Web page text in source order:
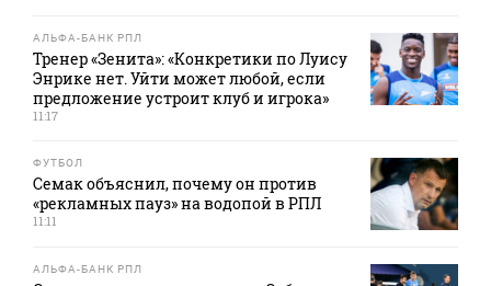
АЛЬФА-БАНК РПЛ
Тренер «Зенита»: «Конкретики по Луису
Энрике нет. Уйти может любой, если
предложение устроит клуб и игрока»
11:17
ФУТБОЛ
Семак объяснил, почему он против
«рекламных пауз» на водопой в РПЛ
11:11
АЛЬФА-БАНК РПЛ